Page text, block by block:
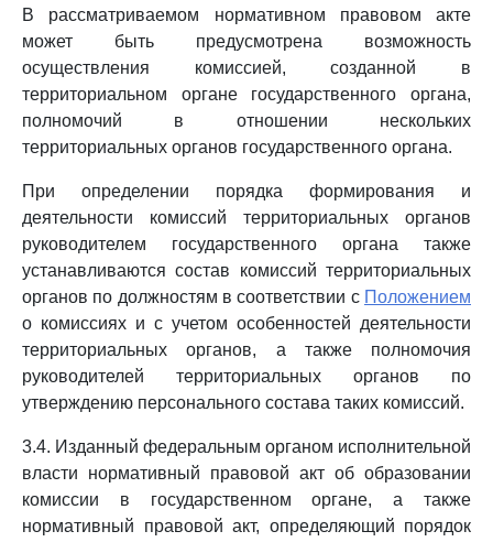
В рассматриваемом нормативном правовом акте
может быть предусмотрена возможность
осуществления комиссией, созданной в
территориальном органе государственного органа,
полномочий в отношении нескольких
территориальных органов государственного органа.
При определении порядка формирования и
деятельности комиссий территориальных органов
руководителем государственного органа также
устанавливаются состав комиссий территориальных
органов по должностям в соответствии с Положением
о комиссиях и с учетом особенностей деятельности
территориальных органов, а также полномочия
руководителей территориальных органов по
утверждению персонального состава таких комиссий.
3.4. Изданный федеральным органом исполнительной
власти нормативный правовой акт об образовании
комиссии в государственном органе, а также
нормативный правовой акт, определяющий порядок